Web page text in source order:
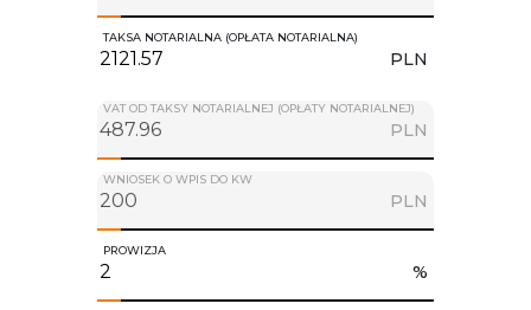
TAKSA NOTARIALNA (OPŁATA NOTARIALNA)
PLN
VAT OD TAKSY NOTARIALNEJ (OPŁATY NOTARIALNEJ)
PLN
WNIOSEK O WPIS DO KW
PLN
PROWIZJA
%